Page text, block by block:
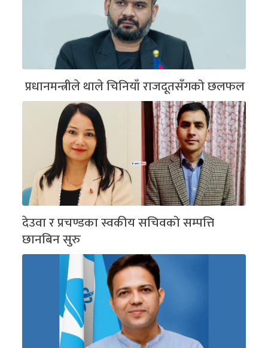
प्रधानमन्त्रीले थाले चिनियाँ राजदूतसँगको छलफल
देउवा र प्रचण्डका स्वकीय सचिवको सम्पत्ति
छानबिन सुरु